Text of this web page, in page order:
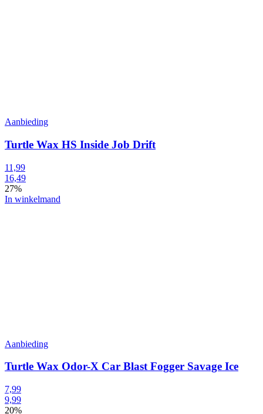
Aanbieding
Turtle Wax HS Inside Job Drift
11,99
16,49
27%
In winkelmand
Aanbieding
Turtle Wax Odor-X Car Blast Fogger Savage Ice
7,99
9,99
20%